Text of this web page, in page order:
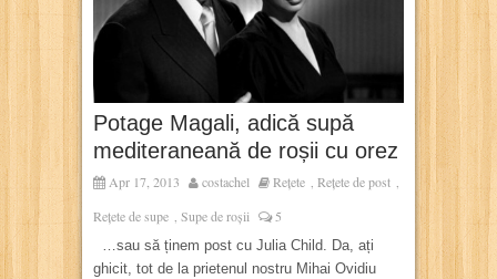
Potage Magali, adică supă
mediteraneană de roșii cu orez
Apr 17, 2013 costachel Rețete , Rețete de post ,
Rețete de supe , Supe de roșii 5
…sau să ținem post cu Julia Child. Da, ați
ghicit, tot de la prietenul nostru Mihai Ovidiu